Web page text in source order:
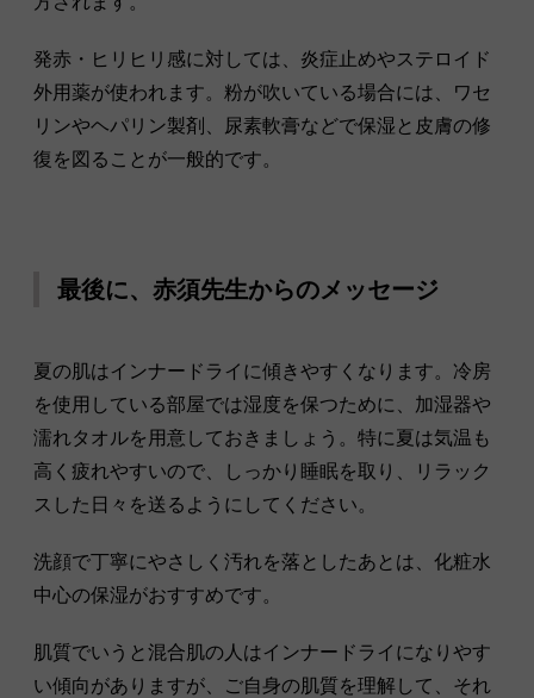
発赤・ヒリヒリ感に対しては、炎症止めやステロイド
外用薬が使われます。粉が吹いている場合には、ワセ
リンやヘパリン製剤、尿素軟膏などで保湿と皮膚の修
復を図ることが一般的です。
最後に、赤須先生からのメッセージ
夏の肌はインナードライに傾きやすくなります。冷房
を使用している部屋では湿度を保つために、加湿器や
濡れタオルを用意しておきましょう。特に夏は気温も
高く疲れやすいので、しっかり睡眠を取り、リラック
スした日々を送るようにしてください。
洗顔で丁寧にやさしく汚れを落としたあとは、化粧水
中心の保湿がおすすめです。
肌質でいうと混合肌の人はインナードライになりやす
い傾向がありますが、ご自身の肌質を理解して、それ